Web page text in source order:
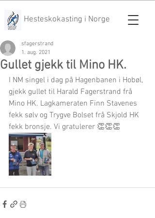
Hesteskokasting i Norge
Gullet gjekk til Mino HK.
sfagerstrand
1. aug. 2021
I NM singel i dag på Hagenbanen i Hobøl,
gjekk gullet til Harald Fagerstrand frå
Mino HK. Lagkameraten Finn Stavenes
fekk sølv og Trygve Bolset frå Skjold HK
fekk bronsje. Vi gratulerer 👏👏👏